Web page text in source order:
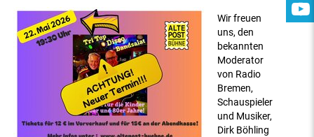
Wir freuen
uns, den
bekannten
Moderator
von Radio
Bremen,
Schauspieler
und Musiker,
Dirk Böhling